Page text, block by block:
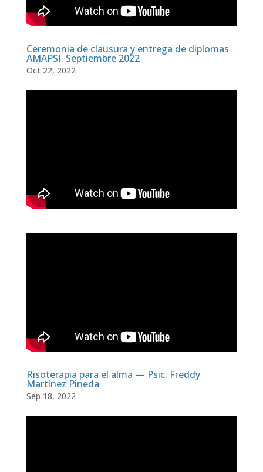
Ceremonia de clausura y entrega de diplomas
AMAPSI. Septiembre 2022
Oct 22, 2022
Risoterapia para el alma — Psic. Freddy
Martínez Pineda
Sep 18, 2022